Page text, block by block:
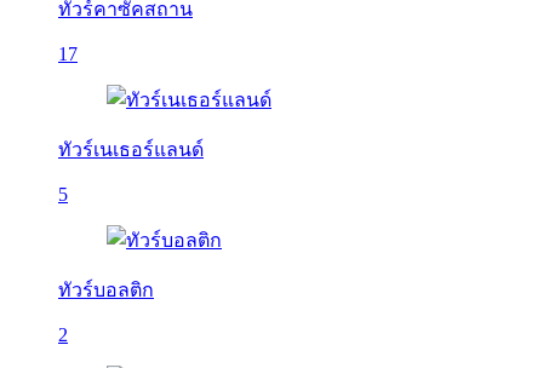
ทัวร์คาซัคสถาน
17
ทัวร์เนเธอร์แลนด์
5
ทัวร์บอลติก
2